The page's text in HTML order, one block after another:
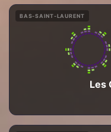
BAS-SAINT-LAURENT
Les